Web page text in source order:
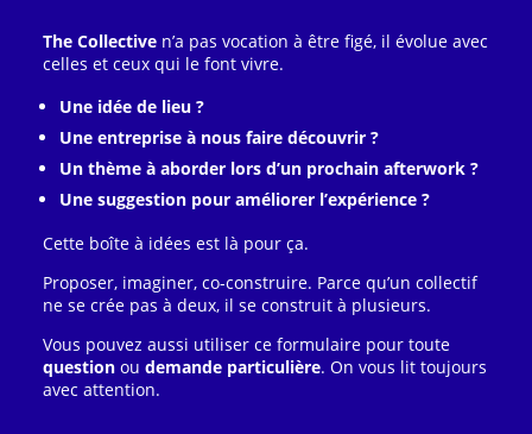
The Collectiven’a pas vocation à être figé, il évolue avec
celles et ceux qui le font vivre.
Une idée de lieu ?
Une entreprise à nous faire découvrir ?
Un thème à aborder lors d’un prochain afterwork ?
Une suggestion pour améliorer l’expérience ?
Cette boîte à idées est là pour ça.
Proposer, imaginer, co-construire. Parce qu’un collectif
ne se crée pas à deux, il se construit à plusieurs.
Vous pouvez aussi utiliser ce formulaire pour toute
questionou demande particulière. On vous lit toujours
avec attention.